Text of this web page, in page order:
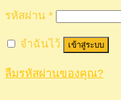
รหัสผ่าน *
จำฉันไว้ เข้าสู่ระบบ
ลืมรหัสผ่านของคุณ?